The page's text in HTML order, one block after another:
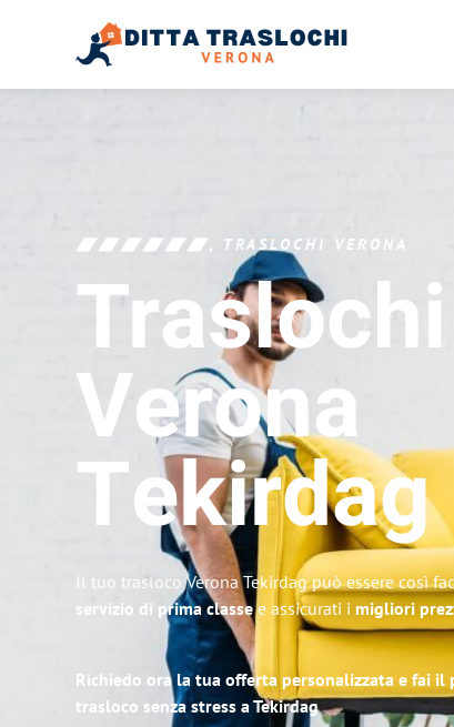
TRASLOCHI VERONA
Traslochi
Verona
Tekirdag
Il tuo trasloco Verona Tekirdag può essere così
servizio di prima classee assicurati i migliori
Richiedo ora la tua offerta personalizzata e fai il
trasloco senza stress a Tekirdag